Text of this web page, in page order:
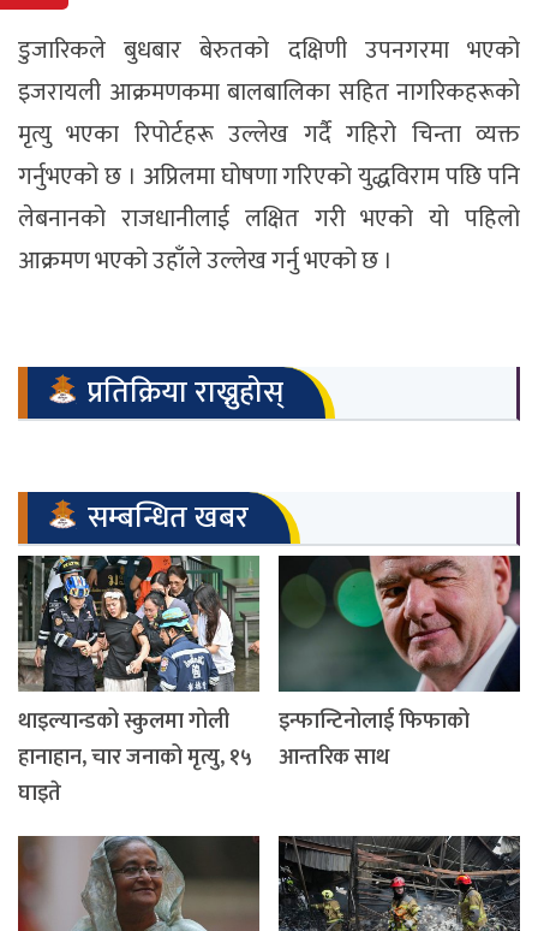
डुजारिकले बुधबार बेरुतको दक्षिणी उपनगरमा भएको
इजरायली आक्रमणकमाबालबालिका सहित नागरिकहरूको
मृत्यु भएका रिपोर्टहरू उल्लेख गर्दै गहिरो चिन्ता व्यक्त
गर्नुभएको छ । अप्रिलमा घोषणा गरिएको युद्धविराम पछि पनि
लेबनानको राजधानीलाई लक्षित गरी भएको यो पहिलो
आक्रमण भएकोउहाँलेउल्लेख गर्नु भएको छ ।
प्रतिक्रिया राख्नुहोस्
सम्बन्धित खबर
थाइल्यान्डको स्कुलमा गोली
हानाहान, चार जनाको मृत्यु, १५
घाइते
इन्फान्टिनोलाई फिफाको
आन्तरिक साथ